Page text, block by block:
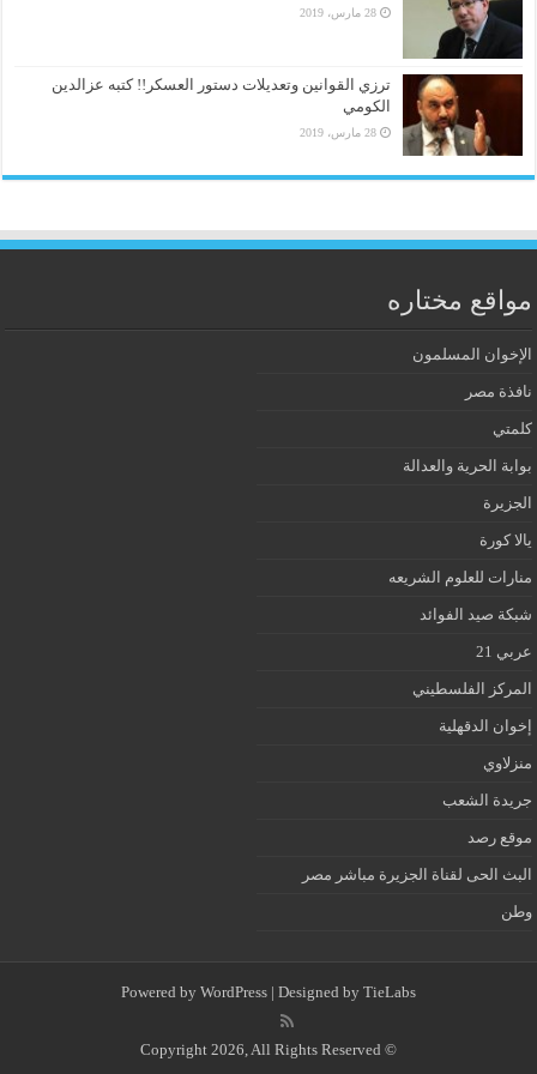
28 مارس، 2019
ترزي القوانين وتعديلات دستور العسكر!! كتبه عزالدين
الكومي
28 مارس، 2019
مواقع مختاره
الإخوان المسلمون
نافذة مصر
كلمتي
بوابة الحرية والعدالة
الجزيرة
يالا كورة
منارات للعلوم الشريعه
شبكة صيد الفوائد
عربي 21
المركز الفلسطيني
إخوان الدقهلية
منزلاوي
جريدة الشعب
موقع رصد
البث الحى لقناة الجزيرة مباشر مصر
وطن
Powered by WordPress | Designed by TieLabs
© Copyright 2026, All Rights Reserved